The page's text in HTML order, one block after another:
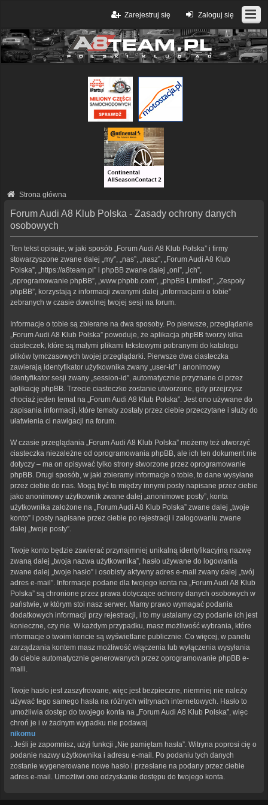
Zaloguj się
Zarejestruj się
Strona główna
Forum Audi A8 Klub Polska - Zasady ochrony danych
osobowych
Ten tekst opisuje, w jaki sposób „Forum Audi A8 Klub Polska” i firmy
stowarzyszone zwane dalej „my”, „nas”, „nasz”, „Forum Audi A8 Klub
Polska”, „https://a8team.pl” i phpBB zwane dalej „oni”, „ich”,
„oprogramowanie phpBB”, „www.phpbb.com”, „phpBB Limited”, „Zespoły
phpBB”, korzystają z informacji zwanymi dalej „informacjami o tobie”
zebranych w czasie dowolnej twojej sesji na forum.
Informacje o tobie są zbierane na dwa sposoby. Po pierwsze, przeglądanie
„Forum Audi A8 Klub Polska” powoduje, że aplikacja phpBB tworzy kilka
ciasteczek, które są małymi plikami tekstowymi pobranymi do katalogu
plików tymczasowych twojej przeglądarki. Pierwsze dwa ciasteczka
zawierają identyfikator użytkownika zwany „user-id” i anonimowy
identyfikator sesji zwany „session-id”, automatycznie przyznane ci przez
aplikację phpBB. Trzecie ciasteczko zostanie utworzone, gdy przejrzysz
chociaż jeden temat na „Forum Audi A8 Klub Polska”. Jest ono używane do
zapisania informacji, które tematy zostały przez ciebie przeczytane i służy do
ułatwienia ci nawigacji na forum.
W czasie przeglądania „Forum Audi A8 Klub Polska” możemy też utworzyć
ciasteczka niezależne od oprogramowania phpBB, ale ich ten dokument nie
dotyczy – ma on opisywać tylko strony stworzone przez oprogramowanie
phpBB. Drugi sposób, w jaki zbieramy informacje o tobie, to dane wysyłane
przez ciebie do nas. Mogą być to między innymi posty napisane przez ciebie
jako anonimowy użytkownik zwane dalej „anonimowe posty”, konta
użytkownika założone na „Forum Audi A8 Klub Polska” zwane dalej „twoje
konto” i posty napisane przez ciebie po rejestracji i zalogowaniu zwane
dalej „twoje posty”.
Twoje konto będzie zawierać przynajmniej unikalną identyfikacyjną nazwę
zwaną dalej „twoja nazwa użytkownika”, hasło używane do logowania
zwane dalej „twoje hasło” i osobisty aktywny adres e-mail zwany dalej „twój
adres e-mail”. Informacje podane dla twojego konta na „Forum Audi A8 Klub
Polska” są chronione przez prawa dotyczące ochrony danych osobowych w
państwie, w którym stoi nasz serwer. Mamy prawo wymagać podania
dodatkowych informacji przy rejestracji, i to my ustalamy czy podanie ich jest
konieczne, czy nie. W każdym przypadku, masz możliwość wybrania, które
informacje o twoim koncie są wyświetlane publicznie. Co więcej, w panelu
zarządzania kontem masz możliwość włączenia lub wyłączenia wysyłania
do ciebie automatycznie generowanych przez oprogramowanie phpBB e-
maili.
Twoje hasło jest zaszyfrowane, więc jest bezpieczne, niemniej nie należy
używać tego samego hasła na różnych witrynach internetowych. Hasło to
umożliwia dostęp do twojego konta na „Forum Audi A8 Klub Polska”, więc
chroń je i w żadnym wypadku nie podawaj
nikomu
. Jeśli je zapomnisz, użyj funkcji „Nie pamiętam hasła”. Witryna poprosi cię o
podanie nazwy użytkownika i adresu e-mail. Po podaniu tych danych
zostanie wygenerowane nowe hasło i przesłane na podany przez ciebie
adres e-mail. Umożliwi ono odzyskanie dostępu do twojego konta.